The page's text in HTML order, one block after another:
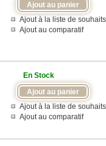
Ajout à la liste de souhaits
Ajout au comparatif
En Stock
Ajout à la liste de souhaits
Ajout au comparatif